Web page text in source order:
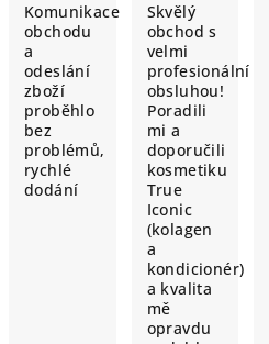
Komunikace
obchodu
a
odeslání
zboží
proběhlo
bez
problémů,
rychlé
dodání
Skvělý
obchod s
velmi
profesionální
obsluhou!
Poradili
mi a
doporučili
kosmetiku
True
Iconic
(kolagen
a
kondicionér)
a kvalita
mě
opravdu